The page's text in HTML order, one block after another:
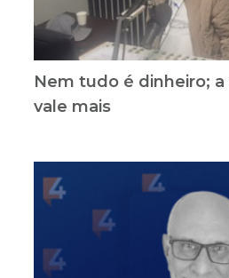
Nem tudo é dinheiro;
vale mais